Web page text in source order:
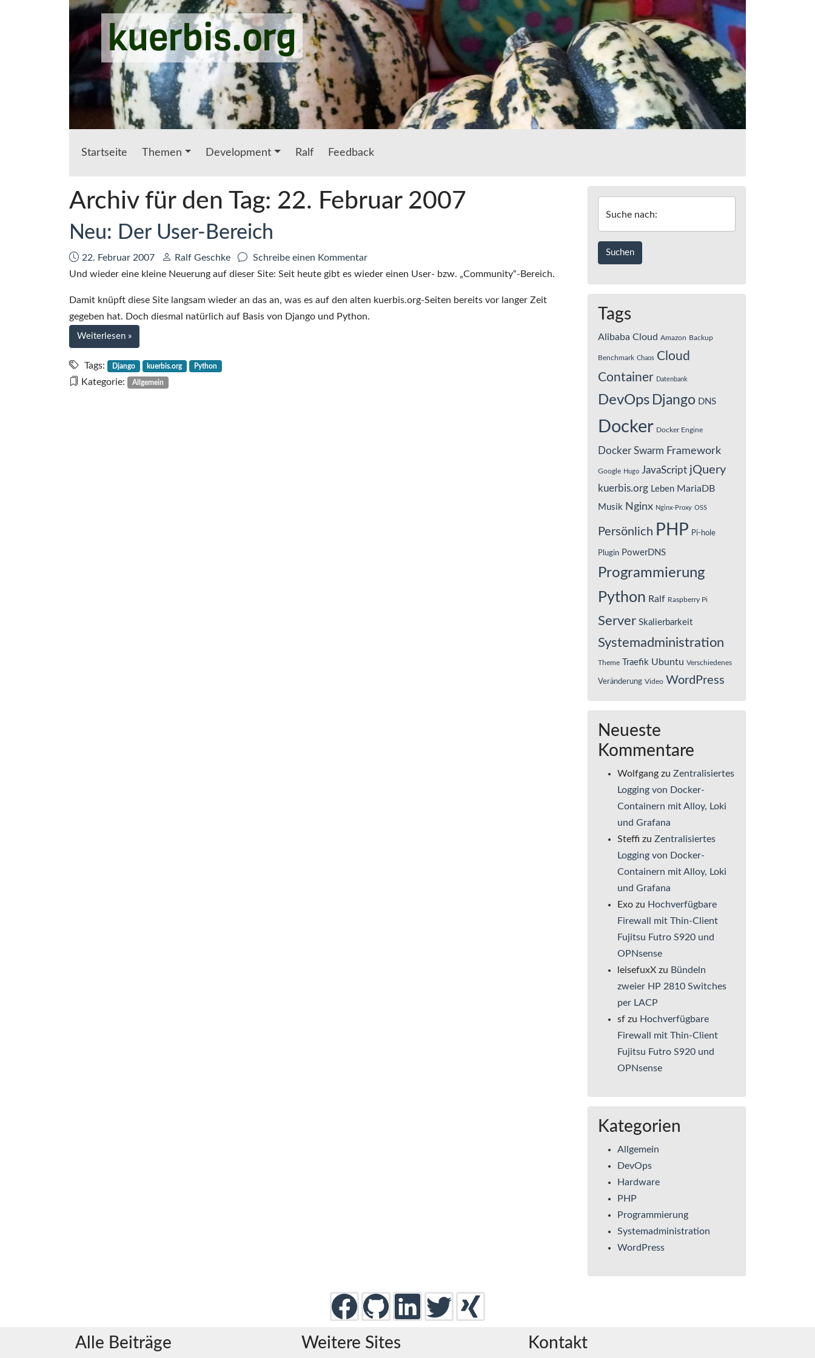
Zum Hauptinhalt springenkuerbis.org
Startseite Themen Development Ralf Feedback
Archiv für den Tag: 22. Februar 2007
Neu: Der User-Bereich
Datum:
22. Februar 2007 Autor:
Ralf Geschke Schreibe einen Kommentarzu
Neu:
User-
Bereich
Und wieder eine kleine Neuerung auf dieser Site: Seit heute gibt es wieder einen User- bzw. „Community“-Bereich.
Damit knüpft diese Site langsam wieder an das an, was es auf den alten kuerbis.org-Seiten bereits vor langer Zeit
gegeben hat. Doch diesmal natürlich auf Basis von Django und Python.
Weiterlesen bei
Neu:
Der
User-
»
Tags: Django kuerbis.org Python
Kategorie: Allgemein
Suche nach:
Tags
Alibaba Cloud Amazon Backup
Benchmark Chaos Cloud
Container Datenbank
DevOps Django DNS
Docker Docker Engine
Docker Swarm Framework
Google Hugo JavaScript jQuery
kuerbis.org Leben MariaDB
Musik Nginx Nginx-Proxy OSS
Persönlich PHP Pi-hole
Plugin PowerDNS
Programmierung
Python Ralf Raspberry Pi
Server Skalierbarkeit
Systemadministration
Theme Traefik Ubuntu Verschiedenes
Veränderung Video WordPress
Neueste
Kommentare
Wolfgang zu Zentralisiertes
Logging von Docker-
Containern mit Alloy, Loki
und Grafana
Steffi zu Zentralisiertes
Logging von Docker-
Containern mit Alloy, Loki
und Grafana
Exo zu Hochverfügbare
Firewall mit Thin-Client
Fujitsu Futro S920 und
OPNsense
leisefuxX zu Bündeln
zweier HP 2810 Switches
per LACP
sf zu Hochverfügbare
Firewall mit Thin-Client
Fujitsu Futro S920 und
OPNsense
Kategorien
Allgemein
DevOps
Hardware
PHP
Programmierung
Systemadministration
WordPress
Alle Beiträge Weitere Sites Kontakt